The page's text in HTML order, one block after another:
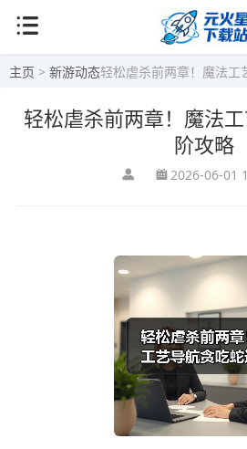
主页 > 新游动态轻松虐杀前两章！魔法工
轻松虐杀前两章！魔法
阶攻略
2026-06-01